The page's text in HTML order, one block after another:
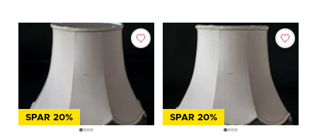
SPAR 20% SPAR 20%